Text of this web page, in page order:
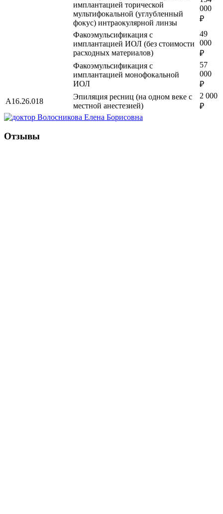
имплантацией торической
мультифокальной (углубленный
фокус) интраокулярной линзы
000
₽
Факоэмульсификация с
имплантацией ИОЛ (без стоимости
расходных материалов)
49
000
₽
Факоэмульсификация с
имплантацией монофокальной
ИОЛ
57
000
₽
A16.26.018
Эпиляция ресниц (на одном веке с
местной анестезией)
2 000
₽
Отзывы